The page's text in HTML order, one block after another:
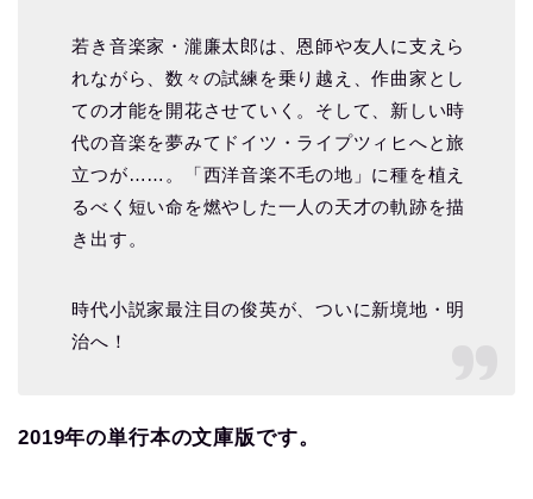
若き音楽家・瀧廉太郎は、恩師や友人に支えら
れながら、数々の試練を乗り越え、作曲家とし
ての才能を開花させていく。そして、新しい時
代の音楽を夢みてドイツ・ライプツィヒへと旅
立つが……。「西洋音楽不毛の地」に種を植え
るべく短い命を燃やした一人の天才の軌跡を描
き出す。
時代小説家最注目の俊英が、ついに新境地・明
治へ！
2019年の単行本の文庫版です。